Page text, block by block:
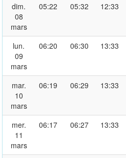
dim.
08
mars
05:22 05:32 12:33
lun.
09
mars
06:20 06:30 13:33
mar.
10
mars
06:19 06:29 13:33
mer.
11
mars
06:17 06:27 13:33